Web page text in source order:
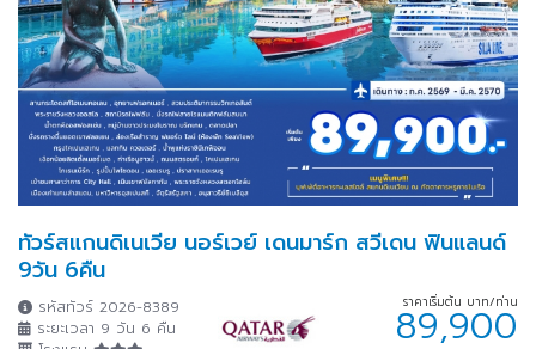
ทัวร์สแกนดิเนเวีย นอร์เวย์ เดนมาร์ก สวีเดน ฟินแลนด์
9วัน 6คืน
รหัสทัวร์ 2026-8389
ระยะเวลา 9 วัน 6 คืน
ราคาเริ่มต้น บาท/ท่าน
89,900